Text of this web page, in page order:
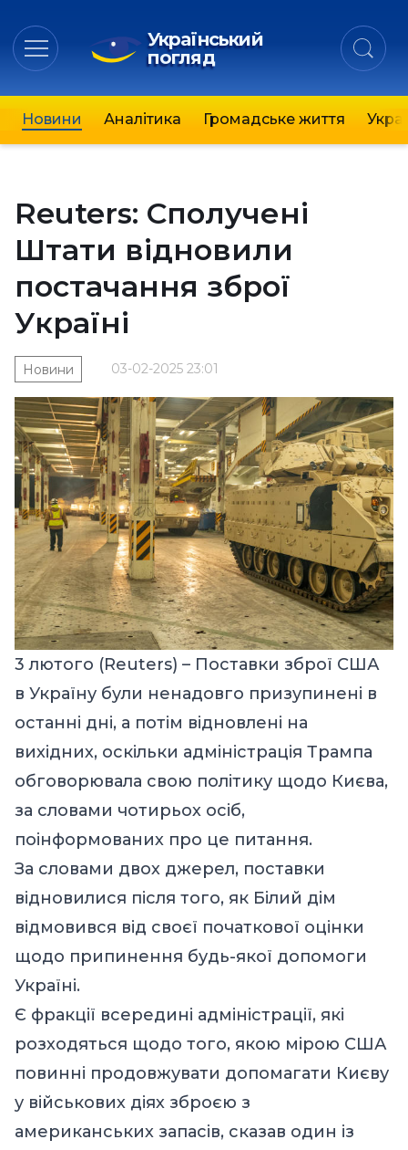
Український
погляд
Новини Аналітика Громадське життя
Reuters: Сполучені
Штати відновили
постачання зброї
Україні
03-02-2025 23:01
Новини
3 лютого (Reuters) – Поставки зброї США
в Україну були ненадовго призупинені в
останні дні, а потім відновлені на
вихідних, оскільки адміністрація Трампа
обговорювала свою політику щодо Києва,
за словами чотирьох осіб,
поінформованих про це питання.
За словами двох джерел, поставки
відновилися після того, як Білий дім
відмовився від своєї початкової оцінки
щодо припинення будь-якої допомоги
Україні.
Є фракції всередині адміністрації, які
розходяться щодо того, якою мірою США
повинні продовжувати допомагати Києву
у військових діях зброєю з
американських запасів, сказав один із